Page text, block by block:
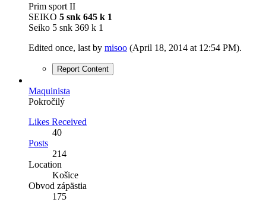
Prim sport II
SEIKO 5 snk 645 k 1
Seiko 5 snk 369 k 1
Edited once, last by misoo (April 18, 2014 at 12:54 PM).
Report Content
Maquinista
Pokročilý
Likes Received
40
Posts
214
Location
Košice
Obvod zápästia
175